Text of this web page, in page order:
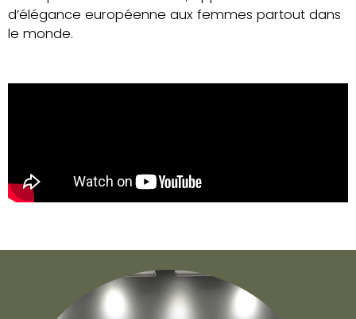
d’élégance européenne aux femmes partout dans
le monde.